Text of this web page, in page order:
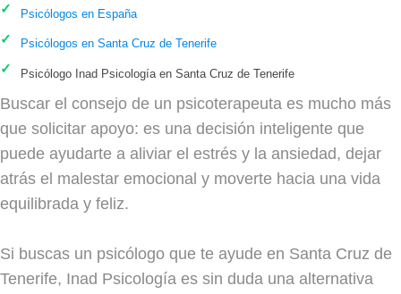
Psicólogos en España
Psicólogos en Santa Cruz de Tenerife
Psicólogo Inad Psicología en Santa Cruz de Tenerife
Buscar el consejo de un psicoterapeuta es mucho más
que solicitar apoyo: es una decisión inteligente que
puede ayudarte a aliviar el estrés y la ansiedad, dejar
atrás el malestar emocional y moverte hacia una vida
equilibrada y feliz.
Si buscas un psicólogo que te ayude en Santa Cruz de
Tenerife, Inad Psicología es sin duda una alternativa